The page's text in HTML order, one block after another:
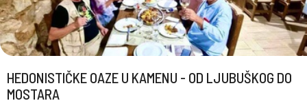
HEDONISTIČKE OAZE U KAMENU - OD LJUBUŠKOG DO
MOSTARA